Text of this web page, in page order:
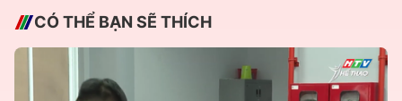
CÓ THỂ BẠN SẼ THÍCH